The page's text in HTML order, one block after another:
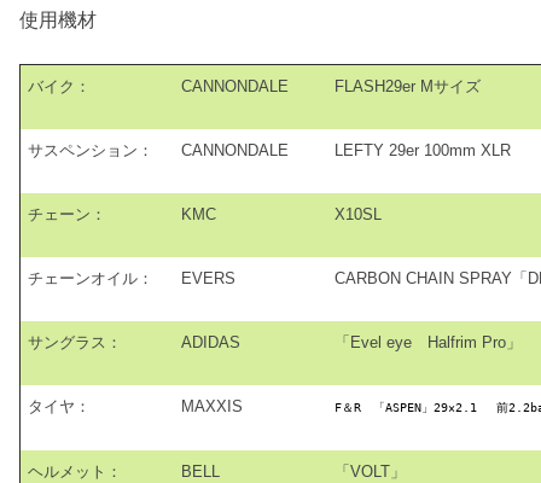
使用機材
バイク： CANNONDALE FLASH29er Mサイズ
サスペンション： CANNONDALE LEFTY 29er 100mm XLR
チェーン： KMC X10SL
チェーンオイル： EVERS CARBON CHAIN SPRAY「
サングラス： ADIDAS 「Evel eye Halfrim Pro」
タイヤ： MAXXIS F＆ R 「 ASPEN 」 29×2.1 前
ヘルメット： BELL 「VOLT」